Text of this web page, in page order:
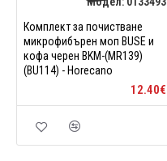
Комплект за почистване
микрофибърен моп BUSE и
кофа черен BKM-(MR139)
(BU114) - Horecano
12.40€